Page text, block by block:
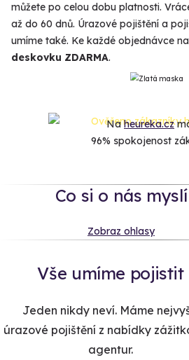
můžete po celou dobu platnosti.
až do 60 dnů. Úrazové pojištění a
umíme také. Ke každé objednávce
deskovku ZDARMA.
Naheureka.cz
96% spokojenost
Co si o nás myslí
Zobraz ohlasy
Vše umíme pojistit
Jeden nikdy neví. Máme
úrazové pojištění z nabídky
agentur.